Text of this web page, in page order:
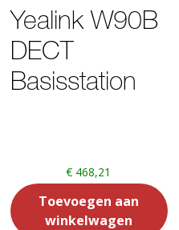
Yealink W90B
DECT
Basisstation
€468,21
Toevoegen aan
winkelwagen